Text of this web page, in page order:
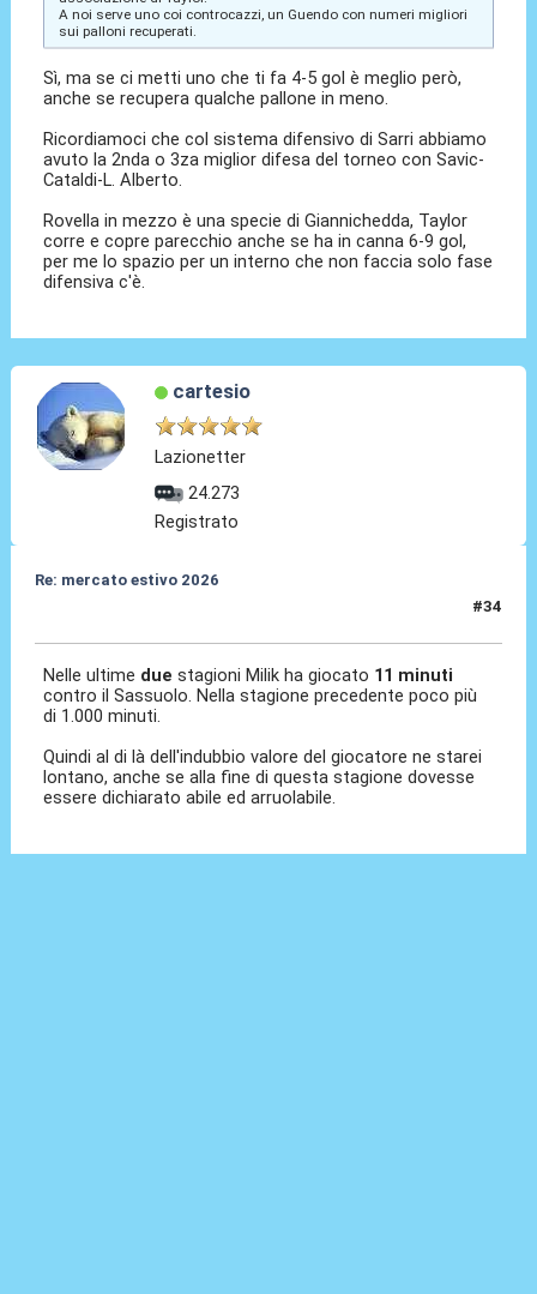
A noi serve uno coi controcazzi, un Guendo con numeri migliori
sui palloni recuperati.
Sì, ma se ci metti uno che ti fa 4-5 gol è meglio però,
anche se recupera qualche pallone in meno.
Ricordiamoci che col sistema difensivo di Sarri abbiamo
avuto la 2nda o 3za miglior difesa del torneo con Savic-
Cataldi-L. Alberto.
Rovella in mezzo è una specie di Giannichedda, Taylor
corre e copre parecchio anche se ha in canna 6-9 gol,
per me lo spazio per un interno che non faccia solo fase
difensiva c'è.
cartesio
Lazionetter
24.273
Registrato
Re: mercato estivo 2026
#34
Nelle ultime due stagioni Milik ha giocato 11 minuti
contro il Sassuolo. Nella stagione precedente poco più
di 1.000 minuti.
Quindi al di là dell'indubbio valore del giocatore ne starei
lontano, anche se alla fine di questa stagione dovesse
essere dichiarato abile ed arruolabile.